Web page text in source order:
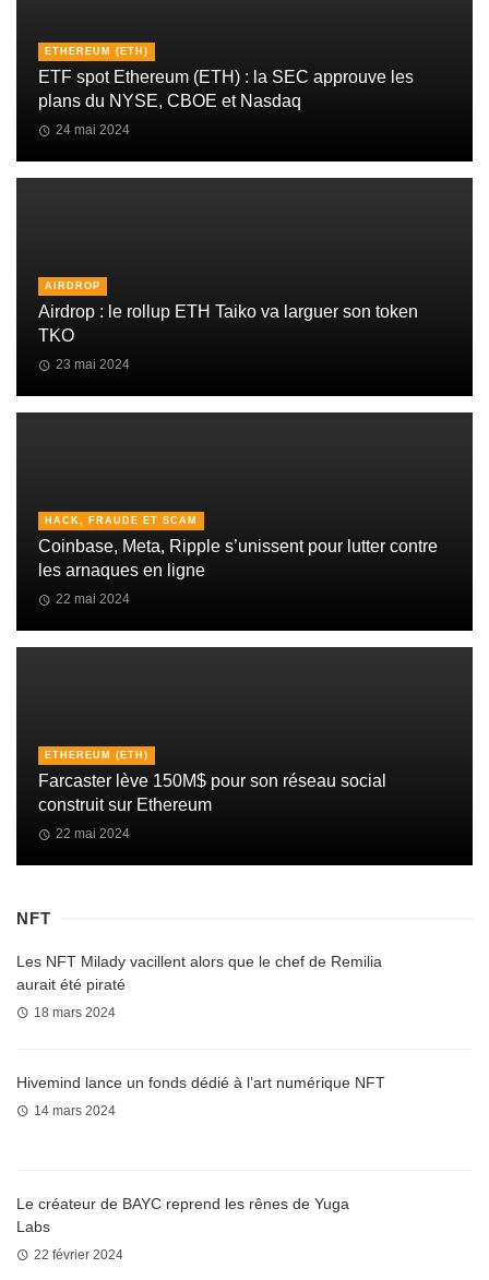
ETHEREUM (ETH)
ETF spot Ethereum (ETH) : la SEC approuve les
plans du NYSE, CBOE et Nasdaq
24 mai 2024
AIRDROP
Airdrop : le rollup ETH Taiko va larguer son token
TKO
23 mai 2024
HACK, FRAUDE ET SCAM
Coinbase, Meta, Ripple s’unissent pour lutter contre
les arnaques en ligne
22 mai 2024
ETHEREUM (ETH)
Farcaster lève 150M$ pour son réseau social
construit sur Ethereum
22 mai 2024
NFT
Les NFT Milady vacillent alors que le chef de Remilia
aurait été piraté
18 mars 2024
Hivemind lance un fonds dédié à l’art numérique NFT
14 mars 2024
Le créateur de BAYC reprend les rênes de Yuga
Labs
22 février 2024